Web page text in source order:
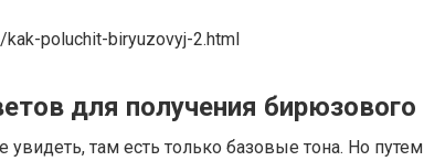
poluchit-biryuzovyj-2.html
для получения бирюзового
там есть только базовые тона. Но путем